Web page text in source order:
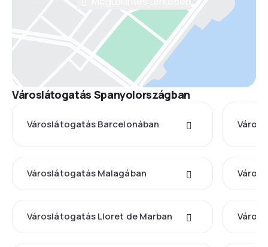
Városlátogatás Spanyolországban
Városlátogatás Barcelonában
Városlátogatás Malagában
Városlátogatás Lloret de Marban